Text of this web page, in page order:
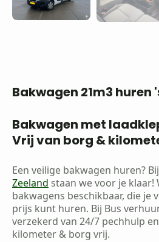
Bakwagen 21m3
Bakwagen met
Vrij van borg &
Een veilige bakwagen huren? Bij
Zeeland staan we voor je klaar!
bakwagens beschikbaar, die je
prijs kunt huren. Bij Bus
verzekerd van 24/7 pechhulp
kilometer & borg vrij.